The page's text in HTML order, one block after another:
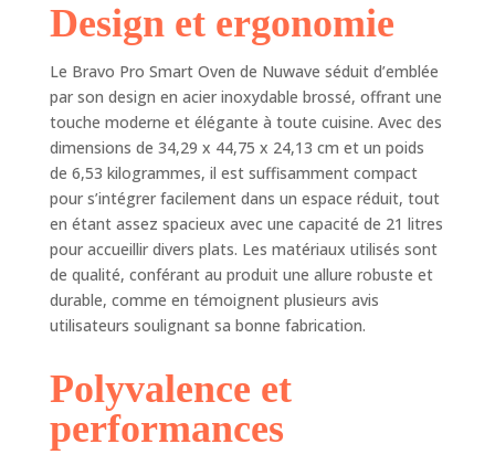
garder au chaud
dans un appareil
tout-en-un, puissant
de 1 800 W
Technologie de
contrôle numérique
CRISP : température
contrôlée par
précision, source de
chaleur et flux d'air
pour une polyvalence
maximale et des
performances de
cuisson optimales.
résultats : le
boîtier nouvellement
Design et ergonomie
Le Bravo Pro Smart Oven de Nuwave séduit d’emblée
par son design en acier inoxydable brossé, offrant une
touche moderne et élégante à toute cuisine. Avec des
dimensions de 34,29 x 44,75 x 24,13 cm et un poids
de 6,53 kilogrammes, il est suffisamment compact
pour s’intégrer facilement dans un espace réduit, tout
en étant assez spacieux avec une capacité de 21 litres
pour accueillir divers plats. Les matériaux utilisés sont
de qualité, conférant au produit une allure robuste et
durable, comme en témoignent plusieurs avis
utilisateurs soulignant sa bonne fabrication.
Polyvalence et
performances